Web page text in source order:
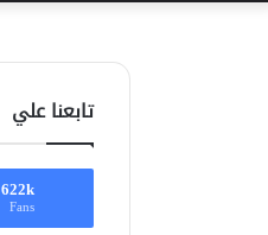
تابعنا علي
622k
Fans